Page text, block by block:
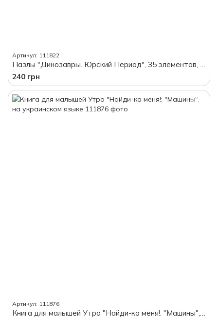
Артикул: 111822
Пазлы "Динозавры. Юрский Период", 35 элементов, в коробке
240 грн
Артикул: 111876
Книга для малышей Утро "Найди-ка меня!: "Машины", на украинском языке